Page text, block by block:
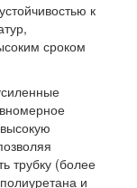
к
сроком
трубку (более
и